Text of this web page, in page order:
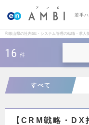
若手
和歌山県の社内SE・システム管理の転職・求人
16 件
すべて
【CRM戦略・